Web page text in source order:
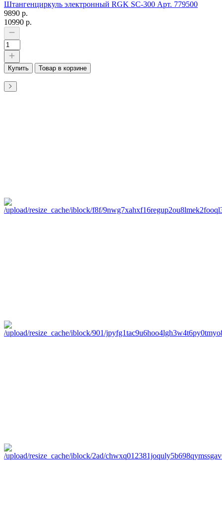
Штангенциркуль электронный RGK SC-300 Арт. 779500
9890 р.
10990 р.
Купить Товар в корзине